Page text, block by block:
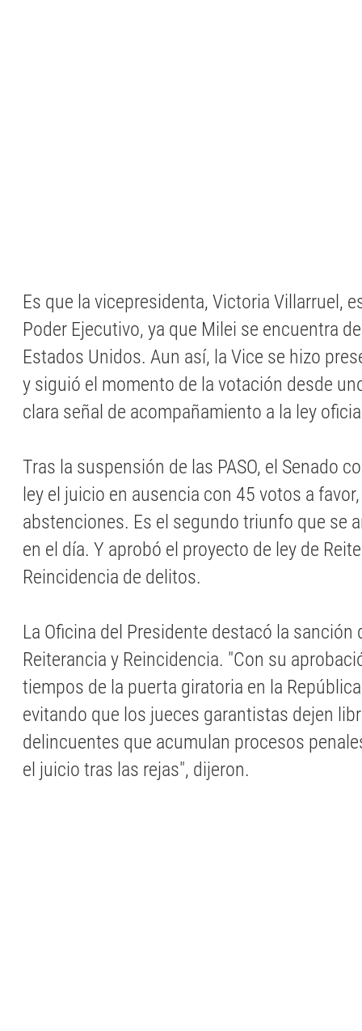
Es que la vicepresidenta, Victoria Villarruel,
Poder Ejecutivo, ya que Milei se encuentra
Estados Unidos. Aun así, la Vice se hizo
y siguió el momento de la votación desde
clara señal de acompañamiento a la ley
Tras la suspensión de las PASO, el Senado
ley el juicio en ausencia con 45 votos a
abstenciones. Es el segundo triunfo que se
en el día. Y aprobó el proyecto de ley de
Reincidencia de delitos.
La Oficina del Presidente destacó la sanción
Reiterancia y Reincidencia. "Con su
tiempos de la puerta giratoria en la
evitando que los jueces garantistas dejen
delincuentes que acumulan procesos
el juicio tras las rejas", dijeron.